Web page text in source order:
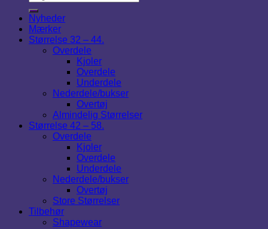
Nyheder
Mærker
Størrelse 32 – 44.
Overdele
Kjoler
Overdele
Underdele
Nederdele/bukser
Overtøj
Almindelig Størrelser
Størrelse 42 – 58.
Overdele
Kjoler
Overdele
Underdele
Nederdele/bukser
Overtøj
Store Størrelser
Tilbehør
Shapewear